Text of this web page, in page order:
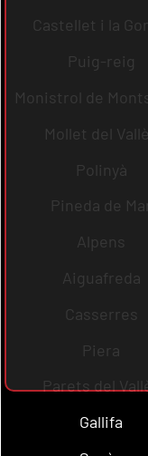
Castellet i la
Puig-reig
Monistrol de
Mollet del
Polinyà
Pineda de
Alpens
Aiguafreda
Casserres
Piera
Parets del
Gallifa